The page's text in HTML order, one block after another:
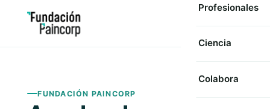
Profesionales
Ciencia
Colabora
FUNDACIÓN PAINCORP